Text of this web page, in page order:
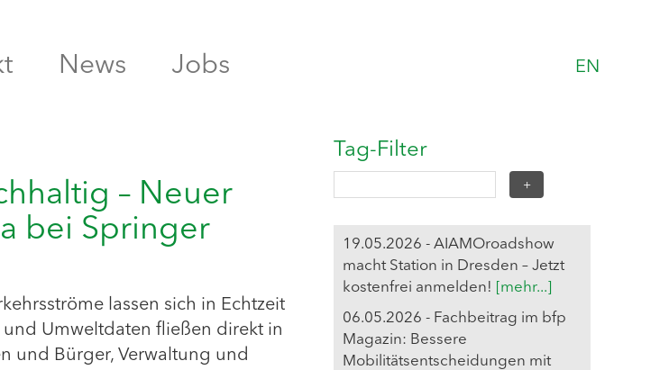
News Jobs EN
– Neuer
bei Springer
lassen sich in Echtzeit
Umweltdaten fließen direkt in
und Bürger, Verwaltung und
Tag-Filter
19.05.2026 - AIAMOroadshow
macht Station in Dresden – Jetzt
kostenfrei anmelden!
[mehr...]
06.05.2026 - Fachbeitrag im bfp
Magazin: Bessere
Mobilitätsentscheidungen mit